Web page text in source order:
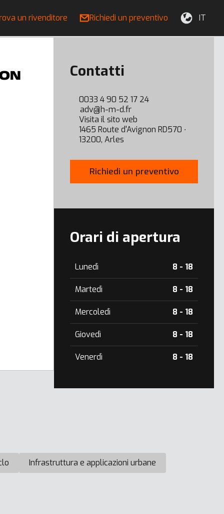
un rivenditore Richiedi un preventivo IT
Contatti
0033 4 90 52 17 24
adv@h-m-d.fr
Visita il sito web
1465 Route d'Avignon RD570 ∙
13200, Arles
Richiedi un preventivo
Orari di apertura
Lunedì 8 - 18
Martedì 8 - 18
Mercoledì 8 - 18
Giovedì 8 - 18
Venerdì 8 - 18
Infrastruttura e applicazioni urbane